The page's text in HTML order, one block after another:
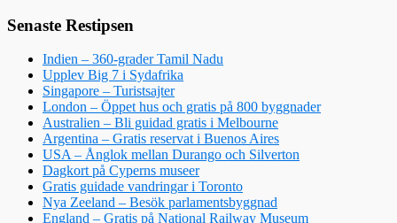
Senaste Restipsen
Indien – 360-grader Tamil Nadu
Upplev Big 7 i Sydafrika
Singapore – Turistsajter
London – Öppet hus och gratis på 800 byggnader
Australien – Bli guidad gratis i Melbourne
Argentina – Gratis reservat i Buenos Aires
USA – Ånglok mellan Durango och Silverton
Dagkort på Cyperns museer
Gratis guidade vandringar i Toronto
Nya Zeeland – Besök parlamentsbyggnad
England – Gratis på National Railway Museum